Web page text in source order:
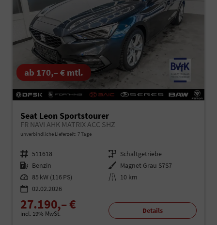
ab 170,– € mtl.
Seat Leon Sportstourer
FR NAVI AHK MATRIX ACC SHZ
unverbindliche Lieferzeit: 7 Tage
Fahrzeugnr. 511618 Getriebe Schaltgetriebe
Kraftstoff Benzin Außenfarbe Magnet Grau S7S7
Leistung 85 kW (116 PS) Kilometerstand 10 km
02.02.2026
27.190,– €
incl. 19% MwSt. Details